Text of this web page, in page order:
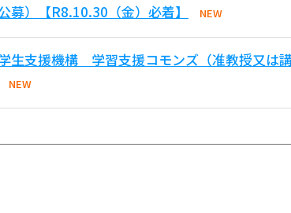
募）【R8.10.30（金）必着】
NEW
生支援機構 学習支援コモンズ（准教授又は
NEW